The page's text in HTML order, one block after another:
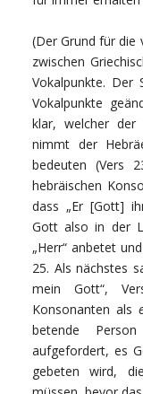
(Der Grund für die
zwischen
Vokalpunkte. Der
Vokalpunkte
klar, welcher der
nimmt der
bedeuten (Vers
hebräischen
dass „Er [Gott]
Gott also in der
„Herr“ anbetet
25. Als nächstes
mein Gott“,
Konsonanten als
betende
aufgefordert, es
gebeten wird,